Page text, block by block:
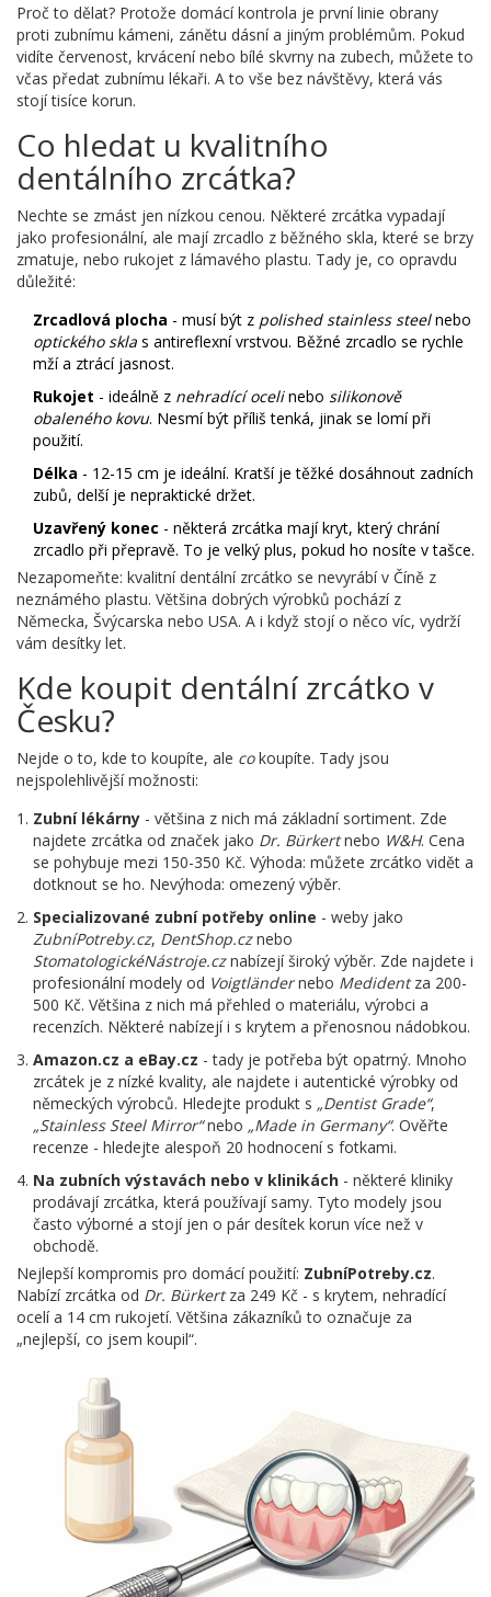
Proč to dělat? Protože domácí kontrola je první linie obrany
proti zubnímu kámeni, zánětu dásní a jiným problémům. Pokud
vidíte červenost, krvácení nebo bílé skvrny na zubech, můžete to
včas předat zubnímu lékaři. A to vše bez návštěvy, která vás
stojí tisíce korun.
Co hledat u kvalitního
dentálního zrcátka?
Nechte se zmást jen nízkou cenou. Některé zrcátka vypadají
jako profesionální, ale mají zrcadlo z běžného skla, které se brzy
zmatuje, nebo rukojet z lámavého plastu. Tady je, co opravdu
důležité:
Zrcadlová plocha - musí být z polished stainless steelnebo
optického skla s antireflexní vrstvou. Běžné zrcadlo se rychle
mží a ztrácí jasnost.
Rukojet - ideálně z nehradící ocelinebo silikonově
obaleného kovu. Nesmí být příliš tenká, jinak se lomí při
použití.
Délka - 12-15 cm je ideální. Kratší je těžké dosáhnout zadních
zubů, delší je nepraktické držet.
Uzavřený konec - některá zrcátka mají kryt, který chrání
zrcadlo při přepravě. To je velký plus, pokud ho nosíte v tašce.
Nezapomeňte: kvalitní dentální zrcátko se nevyrábí v Číně z
neznámého plastu. Většina dobrých výrobků pochází z
Německa, Švýcarska nebo USA. A i když stojí o něco víc, vydrží
vám desítky let.
Kde koupit dentální zrcátko v
Česku?
Nejde o to, kde to koupíte, ale cokoupíte. Tady jsou
nejspolehlivější možnosti:
Zubní lékárny - většina z nich má základní sortiment. Zde
najdete zrcátka od značek jako Dr. Bürkertnebo W&H. Cena
se pohybuje mezi 150-350 Kč. Výhoda: můžete zrcátko vidět a
dotknout se ho. Nevýhoda: omezený výběr.
Specializované zubní potřeby online - weby jako
ZubníPotreby.cz, DentShop.cznebo
StomatologickéNástroje.cznabízejí široký výběr. Zde najdete i
profesionální modely od Voigtländernebo Medidentza 200-
500 Kč. Většina z nich má přehled o materiálu, výrobci a
recenzích. Některé nabízejí i s krytem a přenosnou nádobkou.
Amazon.cz a eBay.cz - tady je potřeba být opatrný. Mnoho
zrcátek je z nízké kvality, ale najdete i autentické výrobky od
německých výrobců. Hledejte produkt s „Dentist Grade“,
„Stainless Steel Mirror“nebo „Made in Germany“. Ověřte
recenze - hledejte alespoň 20 hodnocení s fotkami.
Na zubních výstavách nebo v klinikách - některé kliniky
prodávají zrcátka, která používají samy. Tyto modely jsou
často výborné a stojí jen o pár desítek korun více než v
obchodě.
Nejlepší kompromis pro domácí použití: ZubníPotreby.cz.
Nabízí zrcátka od Dr. Bürkertza 249 Kč - s krytem, nehradící
ocelí a 14 cm rukojetí. Většina zákazníků to označuje za
„nejlepší, co jsem koupil“.